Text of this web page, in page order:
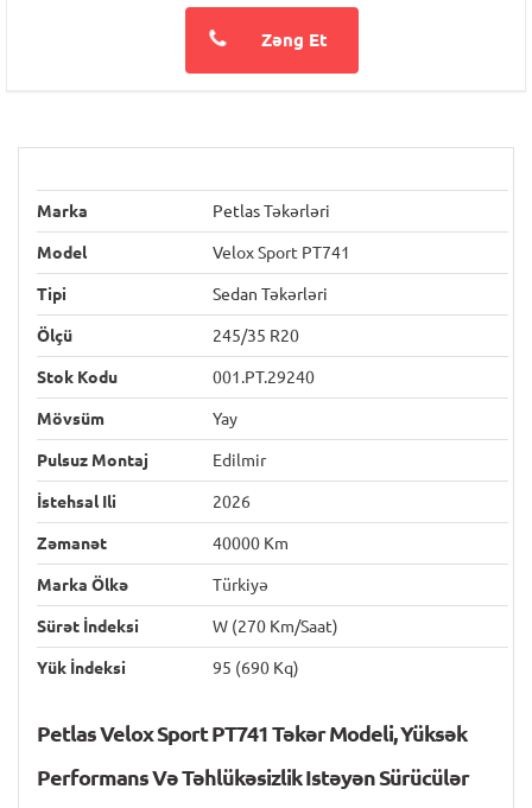
Zəng Et
Marka Petlas Təkərləri
Model Velox Sport PT741
Tipi Sedan Təkərləri
Ölçü 245/35 R20
Stok Kodu 001.PT.29240
Mövsüm Yay
Pulsuz Montaj Edilmir
İstehsal Ili 2026
Zəmanət 40000 Km
Marka Ölkə Türkiyə
Sürət İndeksi W (270 Km/saat)
Yük İndeksi 95 (690 Kq)
Petlas Velox Sport PT741 Təkər Modeli, Yüksək
Performans Və Təhlükəsizlik Istəyən Sürücülər